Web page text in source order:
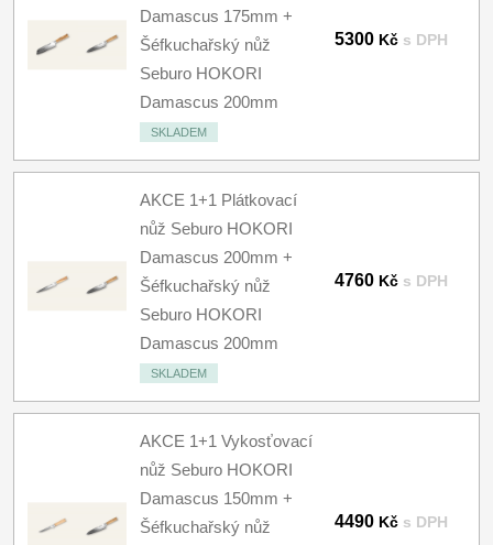
Damascus 175mm +
Šéfkuchařský nůž
Seburo HOKORI
Damascus 200mm
SKLADEM
5300 Kč s DPH
AKCE 1+1 Plátkovací
nůž Seburo HOKORI
Damascus 200mm +
Šéfkuchařský nůž
Seburo HOKORI
Damascus 200mm
SKLADEM
4760 Kč s DPH
AKCE 1+1 Vykosťovací
nůž Seburo HOKORI
Damascus 150mm +
Šéfkuchařský nůž
4490 Kč s DPH